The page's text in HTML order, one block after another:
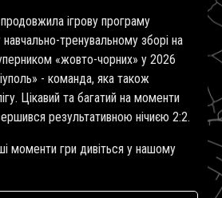
ігрову програму
тренувальному зборі на
«жовто-чорних» у 2026
- команда, яка також
Цікавий та багатий на моменти
результативною нічиєю 2:2.
моменти гри дивіться у нашому